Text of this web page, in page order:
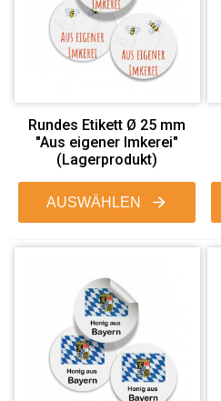
Rundes Etikett Ø 25 mm
"Aus eigener Imkerei"
(Lagerprodukt)
AUSWÄHLEN